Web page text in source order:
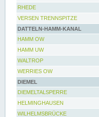
RHEDE
VERSEN TRENNSPITZE
DATTELN-HAMM-KANAL
HAMM OW
HAMM UW
WALTROP
WERRIES OW
DIEMEL
DIEMELTALSPERRE
HELMINGHAUSEN
WILHELMSBRÜCKE